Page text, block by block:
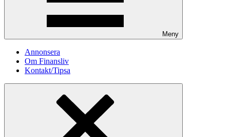
Meny
Annonsera
Om Finansliv
Kontakt/Tipsa